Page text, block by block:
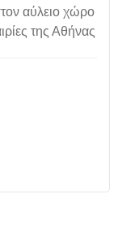
αύλειο χώρο
της Αθήνας